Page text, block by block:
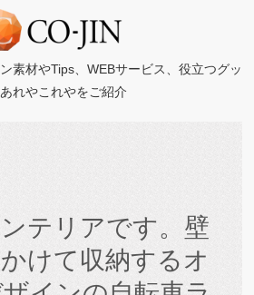
素材やTips、WEBサービス、役立つグッ
れやこれやをご紹介
テリアです。壁
けて収納するオ